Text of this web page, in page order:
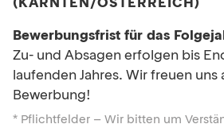
(KÄRNTEN/ÖSTERREICH)
Bewerbungsfrist für das
Zu- und Absagen erfolgen bis
laufenden Jahres. Wir freuen uns
Bewerbung!
* Pflichtfelder – Wir bitten um